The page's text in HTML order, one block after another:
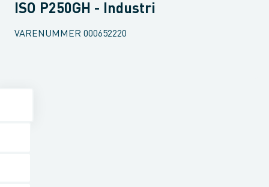
ISO P250GH - Industri
VARENUMMER 000652220